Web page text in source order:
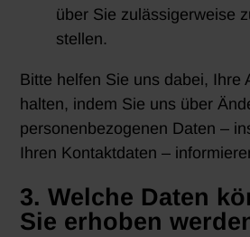
über Sie zulässigerweise
stellen.
Bitte helfen Sie uns dabei, Ihre
halten, indem Sie uns über
personenbezogenen Daten –
Ihren Kontaktdaten –
3. Welche Daten
Sie erhoben